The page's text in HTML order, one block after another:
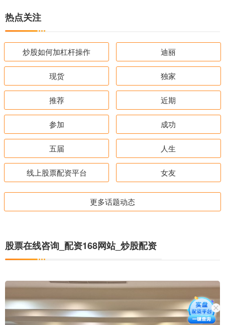
热点关注
炒股如何加杠杆操作 迪丽
现货 独家
推荐 近期
参加 成功
五届 人生
线上股票配资平台 女友
更多话题动态
股票在线咨询_配资168网站_炒股配资